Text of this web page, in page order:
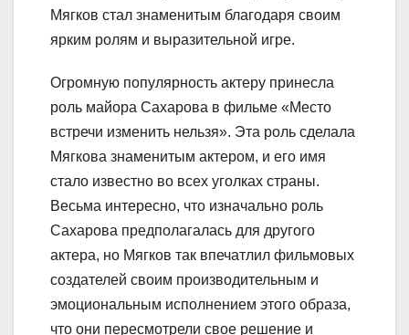
Мягков стал знаменитым благодаря своим
ярким ролям и выразительной игре.
Огромную популярность актеру принесла
роль майора Сахарова в фильме «Место
встречи изменить нельзя». Эта роль сделала
Мягкова знаменитым актером, и его имя
стало известно во всех уголках страны.
Весьма интересно, что изначально роль
Сахарова предполагалась для другого
актера, но Мягков так впечатлил фильмовых
создателей своим производительным и
эмоциональным исполнением этого образа,
что они пересмотрели свое решение и